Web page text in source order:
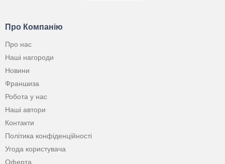
Про Компанію
Про нас
Наші нагороди
Новини
Франшиза
Робота у нас
Наші автори
Контакти
Політика конфіденційності
Угода користувача
Оферта